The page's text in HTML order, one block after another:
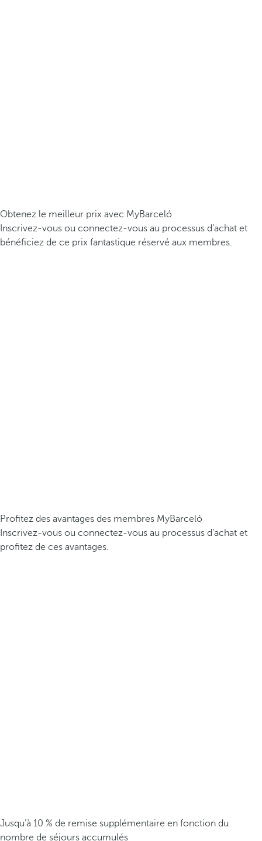
Obtenez le meilleur prix avec MyBarceló
Inscrivez-vous ou connectez-vous au processus d’achat et
bénéficiez de ce prix fantastique réservé aux membres.
Profitez des avantages des membres MyBarceló
Inscrivez-vous ou connectez-vous au processus d’achat et
profitez de ces avantages.
Jusqu’à 10 % de remise supplémentaire en fonction du
nombre de séjours accumulés